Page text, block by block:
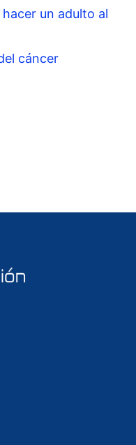
un adulto al
cáncer